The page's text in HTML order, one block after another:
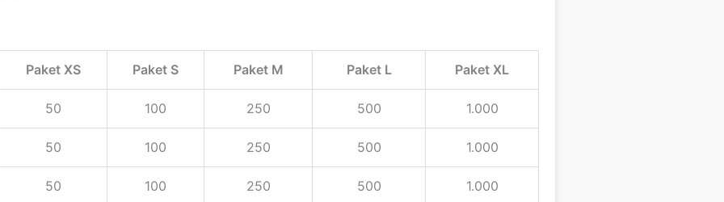
Paket XS Paket S Paket M Paket L Paket XL
50 100 250 500 1.000
50 100 250 500 1.000
50 100 250 500 1.000